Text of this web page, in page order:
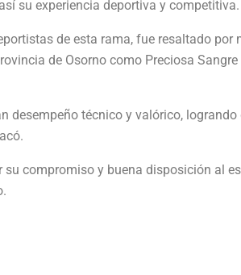
su experiencia deportiva y competitiva.
de esta rama, fue resaltado por
de Osorno como Preciosa
desempeño técnico y valórico,
compromiso y buena disposición al